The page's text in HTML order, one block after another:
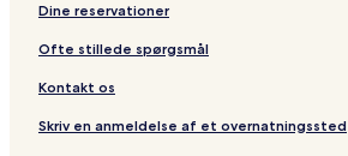
Dine reservationer
Ofte stillede spørgsmål
Kontakt os
Skriv en anmeldelse af et overnatningssted